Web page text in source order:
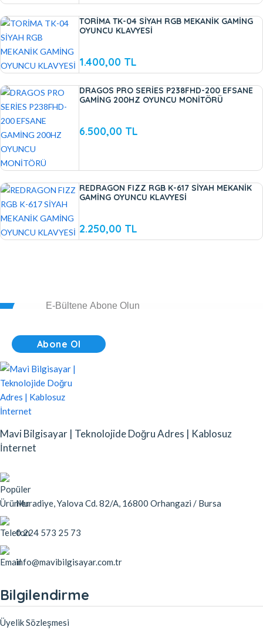
TORİMA TK-04 SİYAH RGB MEKANİK GAMİNG
OYUNCU KLAVYESİ
1.400,00 TL
DRAGOS PRO SERİES P238FHD-200 EFSANE
GAMİNG 200HZ OYUNCU MONİTÖRÜ
6.500,00 TL
REDRAGON FIZZ RGB K-617 SİYAH MEKANİK
GAMİNG OYUNCU KLAVYESİ
2.250,00 TL
Abone Ol
Mavi Bilgisayar | Teknolojide Doğru Adres | Kablosuz
İnternet
Muradiye, Yalova Cd. 82/A, 16800 Orhangazi / Bursa
0 224 573 25 73
info@mavibilgisayar.com.tr
Bilgilendirme
Üyelik Sözleşmesi